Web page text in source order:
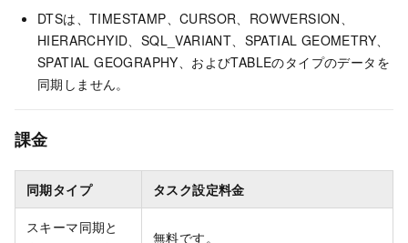
DTSは、TIMESTAMP、CURSOR、ROWVERSION、
HIERARCHYID、SQL_VARIANT、SPATIAL GEOMETRY、
SPATIAL GEOGRAPHY、およびTABLEのタイプのデータを
同期しません。
課金
同期タイプ タスク設定料金
スキーマ同期と
無料です。